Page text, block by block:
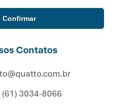
Confirmar
Contatos
(61) 3034-8066